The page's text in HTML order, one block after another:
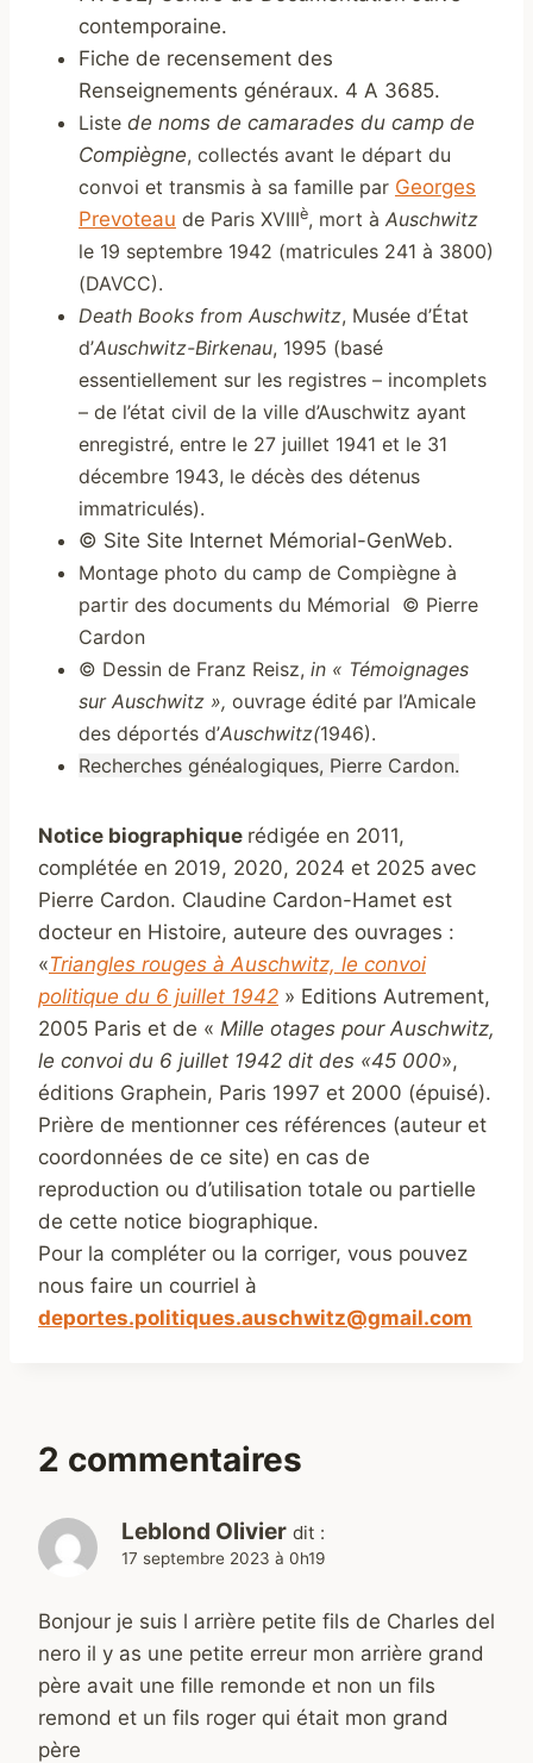
contemporaine.
Fiche de recensement des
Renseignements généraux. 4 A 3685.
Liste de noms de camarades du camp de
Compiègne, collectés avant le départ du
convoi et transmis à sa famille par Georges
Prevoteau de Paris XVIIIè, mort à Auschwitz
le 19 septembre 1942 (matricules 241 à 3800)
(DAVCC).
Death Books from Auschwitz, Musée d’État
d’Auschwitz-Birkenau, 1995 (basé
essentiellement sur les registres – incomplets
– de l’état civil de la ville d’Auschwitz ayant
enregistré, entre le 27 juillet 1941 et le 31
décembre 1943, le décès des détenus
immatriculés).
© Site Site Internet Mémorial-GenWeb.
Montage photo du camp de Compiègne à
partir des documents du Mémorial © Pierre
Cardon
© Dessin de Franz Reisz, in « Témoignages
sur Auschwitz », ouvrage édité par l’Amicale
des déportés d’Auschwitz(1946).
Recherches généalogiques, Pierre Cardon.
Notice biographique rédigée en 2011,
complétée en 2019, 2020, 2024 et 2025 avec
Pierre Cardon. Claudine Cardon-Hamet est
docteur en Histoire, auteure des ouvrages :
«Triangles rouges à Auschwitz, le convoi
politique du 6 juillet 1942 » Editions Autrement,
2005 Paris et de « Mille otages pour Auschwitz,
le convoi du 6 juillet 1942 dit des «45 000»,
éditions Graphein, Paris 1997 et 2000 (épuisé).
Prière de mentionner ces références (auteur et
coordonnées de ce site) en cas de
reproduction ou d’utilisation totale ou partielle
de cette notice biographique.
Pour la compléter ou la corriger, vous pouvez
nous faire un courriel à
deportes.politiques.auschwitz@gmail.com
2 commentaires
Leblond Olivier dit :
17 septembre 2023 à 0h19
Bonjour je suis l arrière petite fils de Charles del
nero il y as une petite erreur mon arrière grand
père avait une fille remonde et non un fils
remond et un fils roger qui était mon grand
père